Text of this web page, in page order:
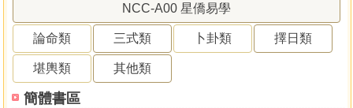
NCC-A00 星僑易學
論命類 三式類 卜卦類 擇日類
堪輿類 其他類
簡體書區